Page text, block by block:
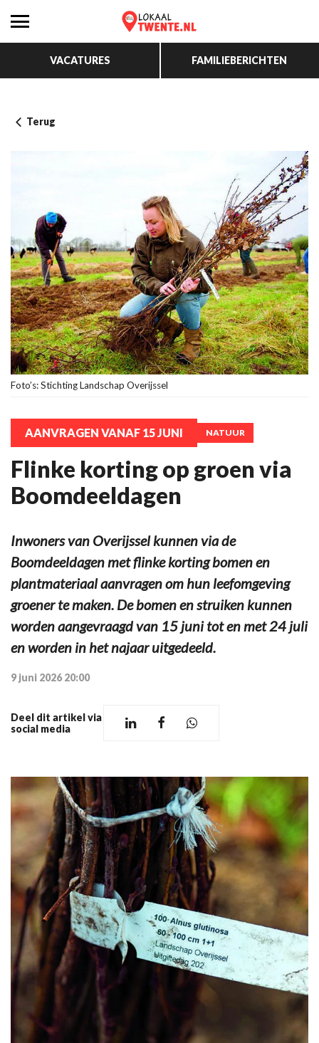
VACATURES FAMILIEBERICHTEN
Terug
Foto’s: Stichting Landschap Overijssel
AANVRAGEN VANAF 15 JUNI NATUUR
Flinke korting op groen via
Boomdeeldagen
Inwoners van Overijssel kunnen via de
Boomdeeldagen met flinke korting bomen en
plantmateriaal aanvragen om hun leefomgeving
groener te maken. De bomen en struiken kunnen
worden aangevraagd van 15 juni tot en met 24 juli
en worden in het najaar uitgedeeld.
9 juni 2026 20:00
Deel dit artikel via
social media